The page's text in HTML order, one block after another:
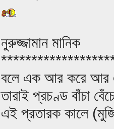
নুরুজ্জামান মানিক
বলে এক আর করে আর
তারাই প্রচণ্ড বাঁচা
এই প্রতারক কালে